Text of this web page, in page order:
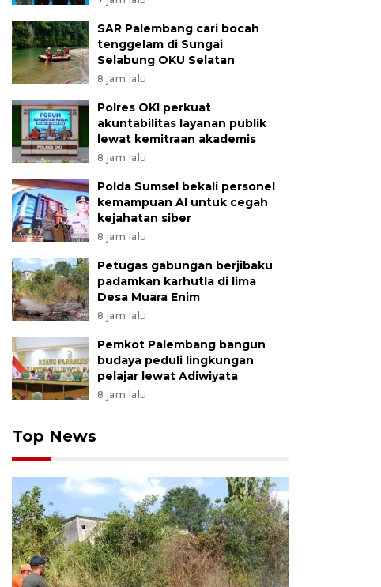
SAR Palembang cari bocah
tenggelam di Sungai
Selabung OKU Selatan
8 jam lalu
Polres OKI perkuat
akuntabilitas layanan publik
lewat kemitraan akademis
8 jam lalu
Polda Sumsel bekali personel
kemampuan AI untuk cegah
kejahatan siber
8 jam lalu
Petugas gabungan berjibaku
padamkan karhutla di lima
Desa Muara Enim
8 jam lalu
Pemkot Palembang bangun
budaya peduli lingkungan
pelajar lewat Adiwiyata
8 jam lalu
Top News